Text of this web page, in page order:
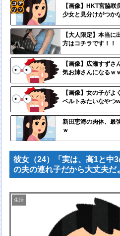
【画像】HKT宮脇
少女と見分けがつか
【大人限定】本当に
方はコチラです！！
【画像】広瀬すずさ
気お姉さんになるｗ
【画像】女の子がよ
ベルトみたいなやつ
新田恵海の肉体、最
ｗ
コテ
リン
- 固
ンク
更新
ツー
彼女（24）「実は、高1と中
の夫の連れ子だから大丈夫だ
生活